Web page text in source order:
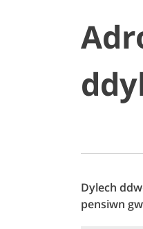
Dylech
pensiwn